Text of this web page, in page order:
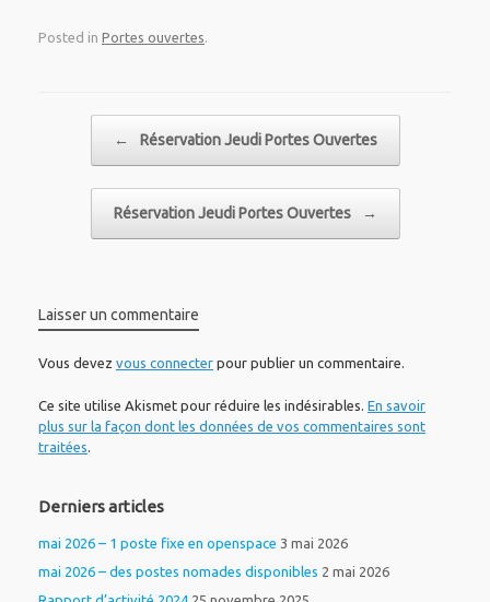
Posted in Portes ouvertes.
← Réservation Jeudi Portes Ouvertes
Réservation Jeudi Portes Ouvertes →
Laisser un commentaire
Vous devez vous connecter pour publier un commentaire.
Ce site utilise Akismet pour réduire les indésirables. En savoir
plus sur la façon dont les données de vos commentaires sont
traitées.
Derniers articles
mai 2026 – 1 poste fixe en openspace 3 mai 2026
mai 2026 – des postes nomades disponibles 2 mai 2026